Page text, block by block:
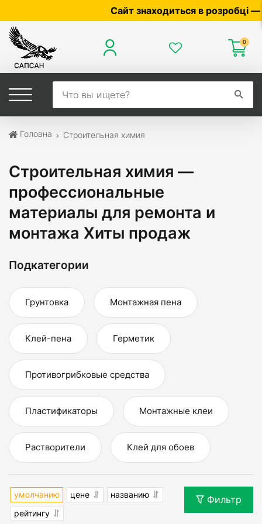
Сайт знаходиться в розробці — по
0
Головна Строительная химия
Строительная химия —
профессиональные
материалы для ремонта и
монтажа Хиты продаж
Подкатегории
Грунтовка Монтажная пена
Клей-пена Герметик
Противогрибковые средства
Пластификаторы Монтажные клеи
Растворители Клей для обоев
умолчанию цене
названию
рейтингу
Фильтр